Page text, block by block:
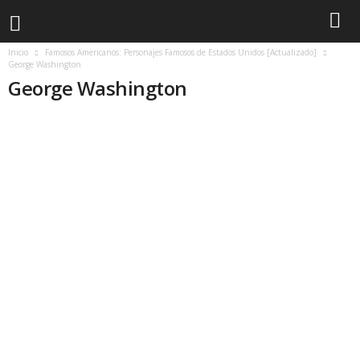
Inicio
Famosos Americanos: Personajes Famosos de Estados Unidos [Actualizado]
George Washington
George Washington